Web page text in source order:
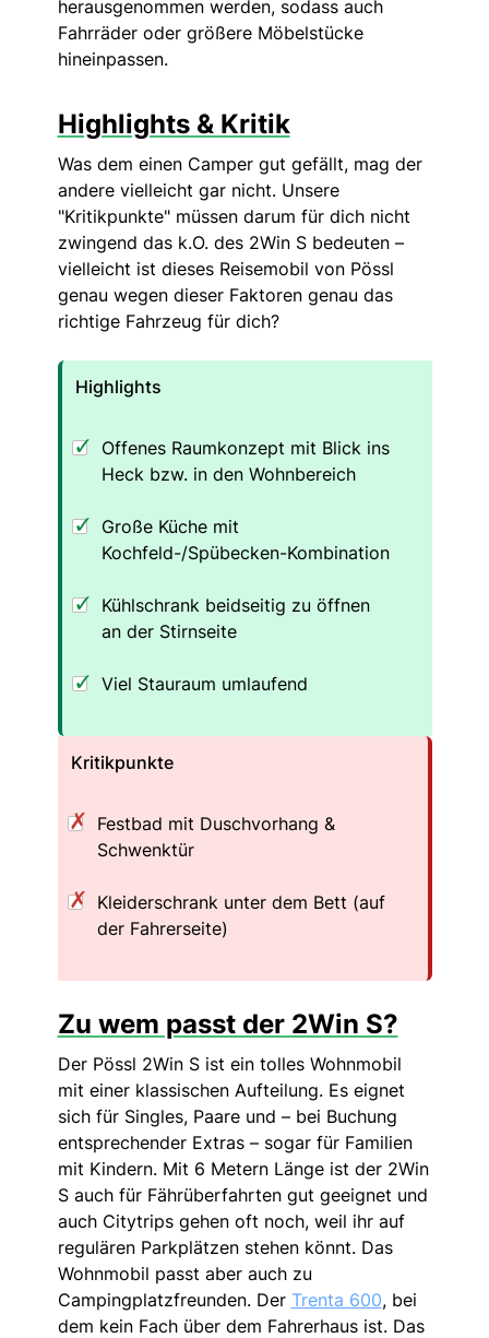
herausgenommen werden, sodass auch
Fahrräder oder größere Möbelstücke
hineinpassen.
Highlights & Kritik
Was dem einen Camper gut gefällt, mag der
andere vielleicht gar nicht. Unsere
"Kritikpunkte" müssen darum für dich nicht
zwingend das k.O. des 2Win S bedeuten –
vielleicht ist dieses Reisemobil von Pössl
genau wegen dieser Faktoren genau das
richtige Fahrzeug für dich?
Highlights
Offenes Raumkonzept mit Blick ins
Heck bzw. in den Wohnbereich
Große Küche mit
Kochfeld-/Spübecken-Kombination
Kühlschrank beidseitig zu öffnen
an der Stirnseite
Viel Stauraum umlaufend
Kritikpunkte
Festbad mit Duschvorhang &
Schwenktür
Kleiderschrank unter dem Bett (auf
der Fahrerseite)
Zu wem passt der 2Win S?
Der Pössl 2Win S ist ein tolles Wohnmobil
mit einer klassischen Aufteilung. Es eignet
sich für Singles, Paare und – bei Buchung
entsprechender Extras – sogar für Familien
mit Kindern. Mit 6 Metern Länge ist der 2Win
S auch für Fährüberfahrten gut geeignet und
auch Citytrips gehen oft noch, weil ihr auf
regulären Parkplätzen stehen könnt. Das
Wohnmobil passt aber auch zu
Campingplatzfreunden. Der Trenta 600, bei
dem kein Fach über dem Fahrerhaus ist. Das